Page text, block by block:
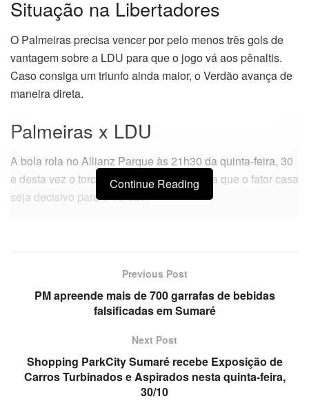
Situação na Libertadores
O Palmeiras precisa vencer por pelo menos três gols de
vantagem sobre a LDU para que o jogo vá aos pênaltis.
Caso consiga um triunfo ainda maior, o Verdão avança de
maneira direta.
Palmeiras x LDU
A bola rola no Allianz Parque às 21h30 da quinta-feira, 30
e desta vez o torcedor palmeirense espera que o fator casa
seja decisivo para o Verdão.
Continue Reading
Previous Post
PM apreende mais de 700 garrafas de bebidas
falsificadas em Sumaré
Next Post
Shopping ParkCity Sumaré recebe Exposição de
Carros Turbinados e Aspirados nesta quinta-feira,
30/10